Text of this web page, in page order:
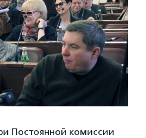
Постоянной комиссии